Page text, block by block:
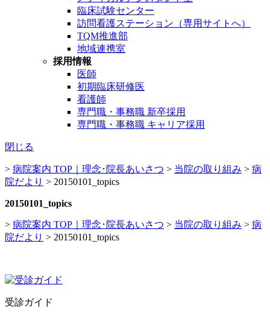
臨床試験センター
訪問看護ステーション（専用サイトへ）
TQM推進部
地域連携室
採用情報
医師
初期臨床研修医
看護師
専門職・事務職 新卒採用
専門職・事務職 キャリア採用
閉じる
> 病院案内 TOP｜理念･院長あいさつ > 当院の取り組み > 病
院だより > 20150101_topics
20150101_topics
> 病院案内 TOP｜理念･院長あいさつ > 当院の取り組み > 病
院だより > 20150101_topics
受診ガイド